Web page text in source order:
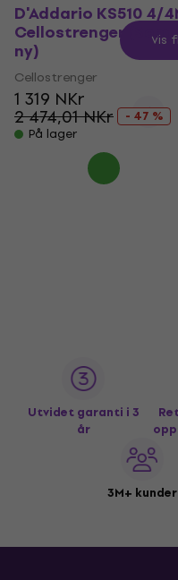
D'Addario KS510 4/
Cellostrenger (Som
ny)
Cellostrenger
1 319 NKr
2 474,01 NKr
- 47 %
På lager
Vis
1
Utvidet garanti i 3
år
3M+ kunder